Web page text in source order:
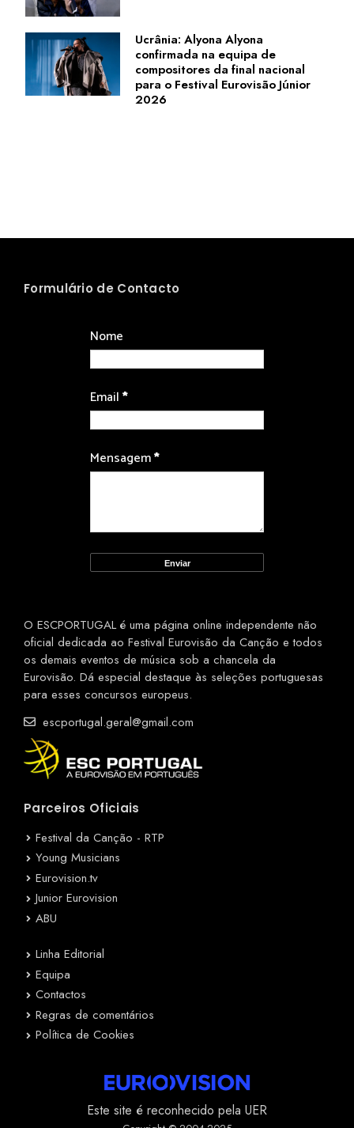
Ucrânia: Alyona Alyona
confirmada na equipa de
compositores da final nacional
para o Festival Eurovisão Júnior
2026
Formulário de Contacto
Nome
Email*
Mensagem*
O ESCPORTUGAL é uma página online independente não
oficial dedicada ao Festival Eurovisão da Canção e todos
os demais eventos de música sob a chancela da
Eurovisão. Dá especial destaque às seleções portuguesas
para esses concursos europeus.
escportugal.geral@gmail.com
Parceiros Oficiais
Festival da Canção - RTP
Young Musicians
Eurovision.tv
Junior Eurovision
ABU
Linha Editorial
Equipa
Contactos
Regras de comentários
Política de Cookies
Este site é reconhecido pela UER